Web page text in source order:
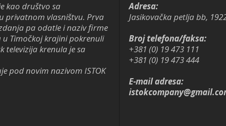
kao društvo sa
privatnom vlasništvu. Prva
pa odatle i naziv firme
u Timočkoj krajini pokrenuli
televizija krenula je sa
pod novim nazivom ISTOK
Adresa:
Jasikovačka petlja bb,
Broj telefona/faksa:
+381 (0) 19 473 111
+381 (0) 19 473 444
E-mail adresa: